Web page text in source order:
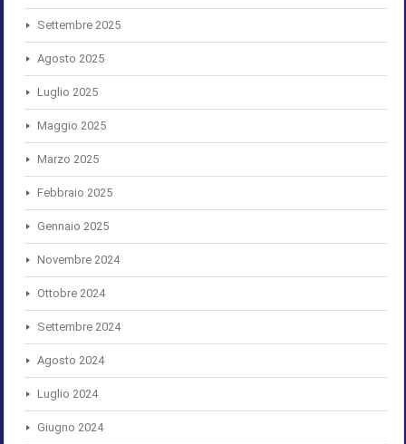
Settembre 2025
Agosto 2025
Luglio 2025
Maggio 2025
Marzo 2025
Febbraio 2025
Gennaio 2025
Novembre 2024
Ottobre 2024
Settembre 2024
Agosto 2024
Luglio 2024
Giugno 2024